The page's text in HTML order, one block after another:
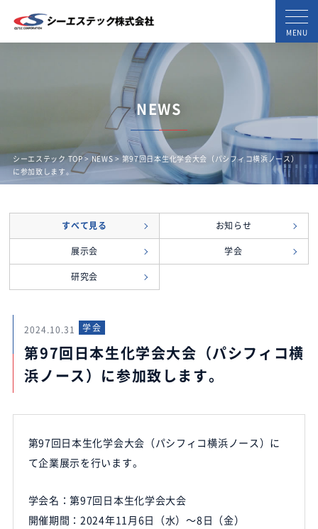
MENU
NEWS
シーエステック TOP>NEWS > 第97回日本生化学会大会（パシフィコ横浜ノース）
に参加致します。
すべて見る
お知らせ
展示会
学会
研究会
2024.10.31 学会
第97回日本生化学会大会（パシフィコ横
浜ノース）に参加致します。
第97回日本生化学会大会（パシフィコ横浜ノース）に
て企業展示を行います。
学会名：第97回日本生化学会大会
開催期間：2024年11月6日（水）～8日（金）